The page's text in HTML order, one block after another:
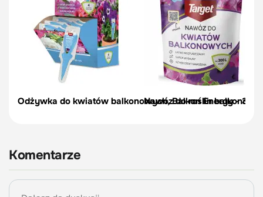
Odżywka do kwiatów balkonowych, Balkon Energy - 35
Nawóz do roślin
Komentarze